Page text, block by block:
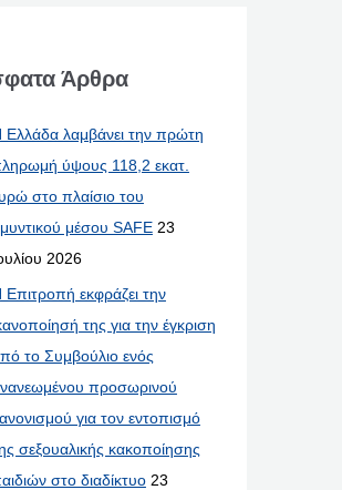
Άρθρα
Ελλάδα λαμβάνει την πρώτη
ύψους 118,2 εκατ.
στο πλαίσιο του
μέσου SAFE 23
2026
Επιτροπή εκφράζει την
της για την έγκριση
το Συμβούλιο ενός
προσωρινού
για τον εντοπισμό
σεξουαλικής κακοποίησης
στο διαδίκτυο 23